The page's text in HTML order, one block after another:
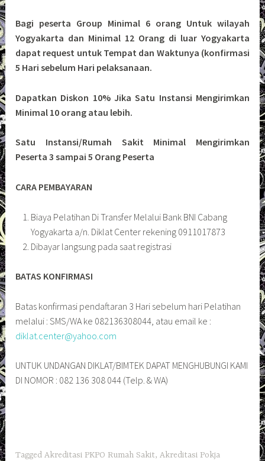
Bagi peserta Group Minimal 6 orang Untuk wilayah
Yogyakarta dan Minimal 12 Orang di luar Yogyakarta
dapat request untuk Tempat dan Waktunya (konfirmasi
5 Hari sebelum Hari pelaksanaan.
Dapatkan Diskon 10% Jika Satu Instansi Mengirimkan
Minimal 10 orang atau lebih.
Satu Instansi/Rumah Sakit Minimal Mengirimkan
Peserta 3 sampai 5 Orang Peserta
CARA PEMBAYARAN
Biaya Pelatihan Di Transfer Melalui Bank BNI Cabang
Yogyakarta a/n. Diklat Center rekening 0911017873
Dibayar langsung pada saat registrasi
BATAS KONFIRMASI
Batas konfirmasi pendaftaran 3 Hari sebelum hari Pelatihan
melalui : SMS/WA ke 082136308044, atau email ke :
diklat.center@yahoo.com
UNTUK UNDANGAN DIKLAT/BIMTEK DAPAT MENGHUBUNGI KAMI
DI NOMOR : 082 136 308 044 (Telp. & WA)
TaggedAkreditasi PKPO Rumah Sakit,Akreditasi Pokja